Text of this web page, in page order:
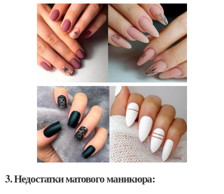
3. Недостатки матового маникюра: